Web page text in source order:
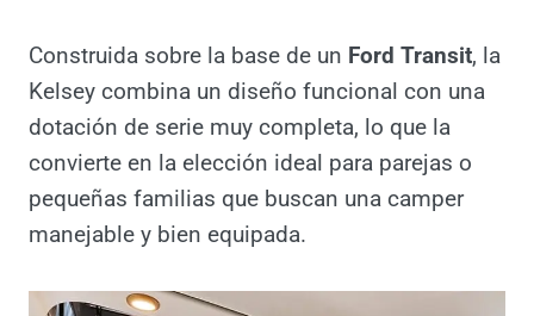
Construida sobre la base de un Ford Transit,
la Kelsey combina un diseño funcional con
una dotación de serie muy completa, lo que
la convierte en la elección ideal para parejas
o pequeñas familias que buscan una camper
manejable y bien equipada.